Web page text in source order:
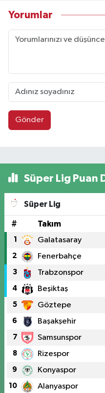
Yorumlar
Gönder
Süper Lig Puan
Süper Lig
# Takım
1 Galatasaray
2 Fenerbahçe
3 Trabzonspor
4 Beşiktaş
5 Göztepe
6 Başakşehir
7 Samsunspor
8 Rizespor
9 Konyaspor
10 Alanyaspor